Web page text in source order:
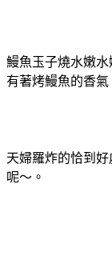
鰻魚玉子燒水嫩
有著烤鰻魚的香氣
天婦羅炸的恰到
呢～。